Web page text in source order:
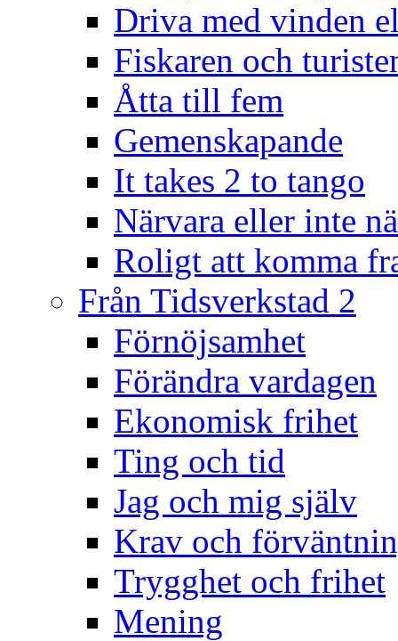
Driva med vinden
Fiskaren och
Åtta till fem
Gemenskapande
It takes 2 to tango
Närvara eller inte
Roligt att komma
Från Tidsverkstad 2
Förnöjsamhet
Förändra vardagen
Ekonomisk frihet
Ting och tid
Jag och mig själv
Krav och
Trygghet och frihet
Mening